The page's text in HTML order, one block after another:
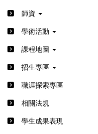
師資
學術活動
課程地圖
招生專區
職涯探索專區
相關法規
學生成果表現